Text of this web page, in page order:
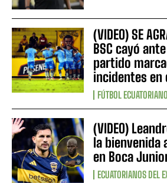
(VIDEO) SE
BSC cayó
partido
incidentes en
FÚTBOL ECUATORIANO
(VIDEO)
la bienvenida
en Boca
ECUATORIANOS DEL